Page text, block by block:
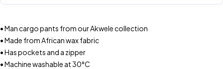
• Man cargo pants from our Akwele collection
• Made from African wax fabric
• Has pockets and a zipper
• Machine washable at 30°C